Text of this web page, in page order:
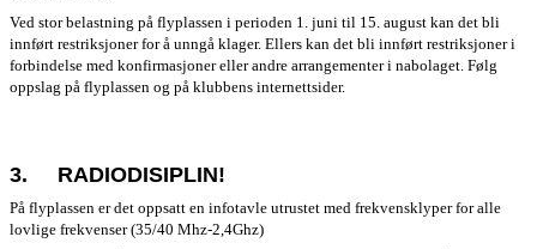
Ved stor belastning på flyplassen i perioden 1. juni til 15. august kan det bli
innført restriksjoner for å unngå klager. Ellers kan det bli innført restriksjoner i
forbindelse med konfirmasjoner eller andre arrangementer i nabolaget. Følg
oppslag på flyplassen og på klubbens internettsider.
3. RADIODISIPLIN!
På flyplassen er det oppsatt en infotavle utrustet med frekvensklyper for alle
lovlige frekvenser (35/40 Mhz-2,4Ghz)